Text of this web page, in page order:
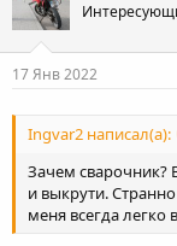
17 Янв 2022
Ingvar2 написал(а):
Зачем сварочник?
и выкрути.
меня всегда легко